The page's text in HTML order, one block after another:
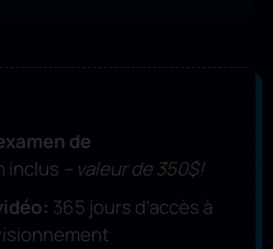
de
inclus – valeur de 350$!
365 jours d’accès à